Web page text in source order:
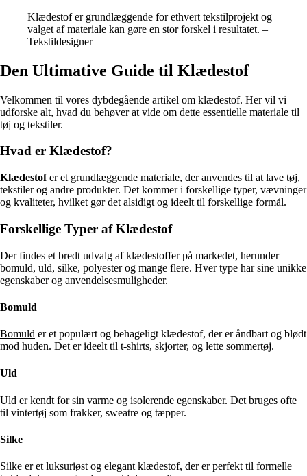
Klædestof er grundlæggende for ethvert tekstilprojekt og
valget af materiale kan gøre en stor forskel i resultatet. –
Tekstildesigner
Den Ultimative Guide til Klædestof
Velkommen til vores dybdegående artikel om klædestof. Her vil vi
udforske alt, hvad du behøver at vide om dette essentielle materiale til
tøj og tekstiler.
Hvad er Klædestof?
Klædestofer et grundlæggende materiale, der anvendes til at lave tøj,
tekstiler og andre produkter. Det kommer i forskellige typer, vævninger
og kvaliteter, hvilket gør det alsidigt og ideelt til forskellige formål.
Forskellige Typer af Klædestof
Der findes et bredt udvalg af klædestoffer på markedet, herunder
bomuld, uld, silke, polyester og mange flere. Hver type har sine unikke
egenskaber og anvendelsesmuligheder.
Bomuld
Bomuld er et populært og behageligt klædestof, der er åndbart og blødt
mod huden. Det er ideelt til t-shirts, skjorter, og lette sommertøj.
Uld
Uld er kendt for sin varme og isolerende egenskaber. Det bruges ofte
til vintertøj som frakker, sweatre og tæpper.
Silke
Silke er et luksuriøst og elegant klædestof, der er perfekt til formelle